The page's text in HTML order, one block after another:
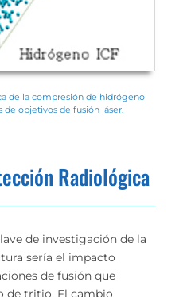
de la compresión de hidrógeno
de objetivos de fusión láser.
Radiológica
de investigación de la
sería el impacto
de fusión que
de tritio. El cambio